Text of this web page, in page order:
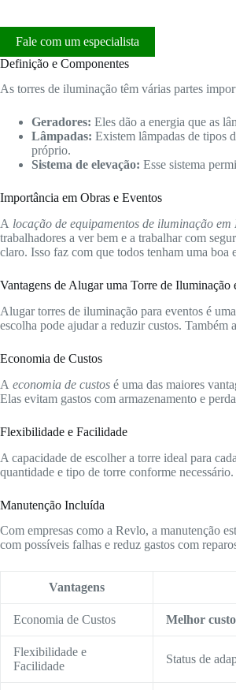
Fale com um especialista
Definição e Componentes
As torres de iluminação têm várias partes
Geradores: Eles dão a energia que as
Lâmpadas: Existem lâmpadas de tipos
próprio.
Sistema de elevação: Esse sistema
Importância em Obras e Eventos
A locação de equipamentos de iluminação
trabalhadores a ver bem e a trabalhar com
claro. Isso faz com que todos tenham uma boa
Vantagens de Alugar uma Torre de
Alugar torres de iluminação para eventos é
escolha pode ajudar a reduzir custos.
Economia de Custos
A economia de custos é uma das maiores
Elas evitam gastos com armazenamento e
Flexibilidade e Facilidade
A capacidade de escolher a torre ideal para
quantidade e tipo de torre conforme
Manutenção Incluída
Com empresas como a Revlo, a manutenção
com possíveis falhas e reduz gastos com
Vantagens
Economia de Custos Melhor
Flexibilidade e
Facilidade
Status de